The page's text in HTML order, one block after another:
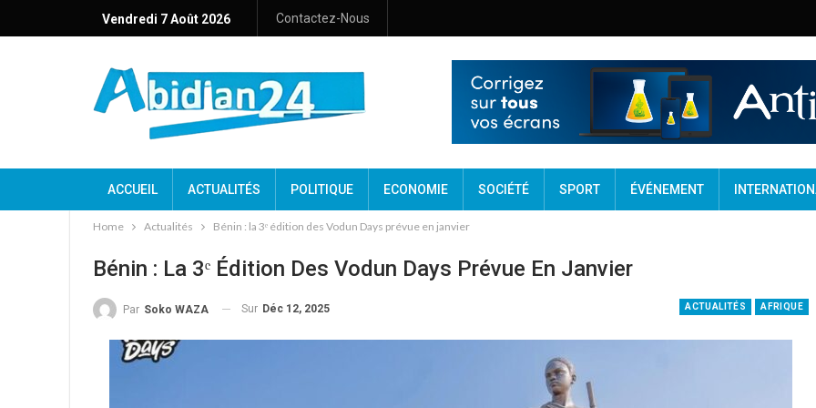
Vendredi 7 Août 2026 Contactez-Nous
ACCUEIL ACTUALITÉS POLITIQUE ECONOMIE SOCIÉTÉ SPORT ÉVÉNEMENT
Home Actualités Bénin : la 3ᵉ édition des Vodun Days prévue en janvier
Bénin : La 3ᵉ Édition Des Vodun Days Prévue En Janvier
ACTUALITÉS AFRIQUE
Par Soko WAZA Sur Déc 12, 2025